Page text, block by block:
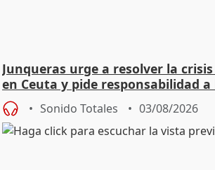
Junqueras urge a resolver la
en Ceuta y pide responsabilidad a
Sonido Totales 03/08/2026